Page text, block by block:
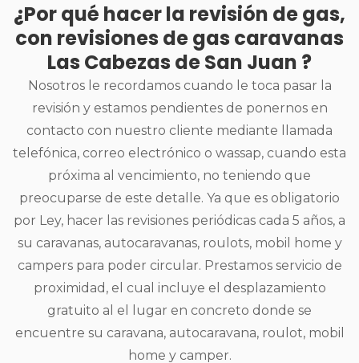
¿Por qué hacer la revisión de gas,
con revisiones de gas caravanas
Las Cabezas de San Juan ?
Nosotros le recordamos cuando le toca pasar la
revisión y estamos pendientes de ponernos en
contacto con nuestro cliente mediante llamada
telefónica, correo electrónico o wassap, cuando esta
próxima al vencimiento, no teniendo que
preocuparse de este detalle. Ya que es obligatorio
por Ley, hacer las revisiones periódicas cada 5 años, a
su caravanas, autocaravanas, roulots, mobil home y
campers para poder circular. Prestamos servicio de
proximidad, el cual incluye el desplazamiento
gratuito al el lugar en concreto donde se
encuentre su caravana, autocaravana, roulot, mobil
home y camper.